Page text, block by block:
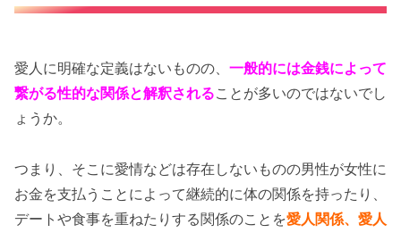
愛人に明確な定義はないものの、 一般的には金銭によって
繋がる性的な関係と解釈されることが多いのではないでし
ょうか。
つまり、そこに愛情などは存在しないものの男性が女性に
お金を支払うことによって継続的に体の関係を持ったり、
デートや食事を重ねたりする関係のことを愛人関係、愛人